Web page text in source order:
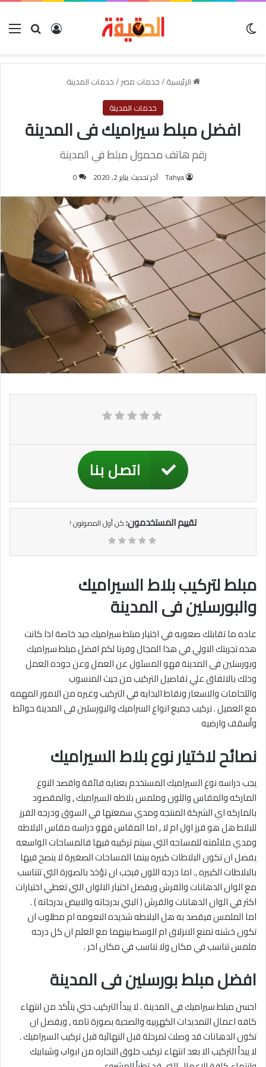
بحث عنتسجيل
الرئيسية/خدمات مصر/خدمات المدينة
خدمات المدينة
افضل مبلط سيراميك فى المدينة
رقم هاتف محمول مبلط في المدينة
Tahya آخر تحديث: يناير 2, 2020 0
اتصل بنا
تقييم المستخدمون:كن أول المصوتون !
مبلط لتركيب بلاط السيراميك
والبورسلين فى المدينة
عاده ما تقابلك صعوبه في اختيار مبلط سيراميك جيد خاصة اذا كانت
هذه تجربتك الاولي في هذا المجال وفرنا لكم افضل مبلط سيراميك
وبورسلين فى المدينة فهو المسئول عن العمل وعن جوده العمل
وذلك بالاتفاق علي تفاصيل التركيب من حيث المنسوب
واللحامات والاسعار ونقاط البدايه في التركيب وغيره من الامور المهمه
مع العميل . تركيب جميع انواع السراميك والبورسلين فى المدينة حوائط
وأسقف وارضيه‎
نصائح لاختيار نوع بلاط السيراميك
يجب دراسه نوع السيراميك المستخدم بعنايه فائقة واقصد النوع
الماركه والمقاس واللون وملمس بلاطه السيراميك , والمقصود
بالماركه اي الشركة المنتجه ومدي سمعتها في السوق ودرجه الفرز
للبلاط هل هو فرز اول ام لا , اما المقاس فهو دراسه مقاس البلاطه
ومدي ملائمته للمساحه التي سيتم تركيبه فيها فالمساحات الواسعه
يفضل ان تكون البلاطات كبيره بينما المساحات الصغيرة لا ينصح فيها
بالبلاطات الكبيره ,. اما درجه اللون فيجب ان تؤخذ بالصورة التي تتناسب
مع الوان الدهانات والفرش ويفضل اختيار الالوان التي تعطي اختيارات
اكثر في الوان الدهانات والفرش ( البني بدرجاته والابيض بدرجاته ) .
اما الملمس فيقصد به هل البلاطه شديده النعومه ام مطلوب ان
تكون خشنه تمنع الانزلاق ام الوسط بينهما مع العلم ان كل درجه
ملمس تناسب في مكان ولا تناسب في مكان اخر .
افضل مبلط بورسلين فى المدينة
احسن مبلط سيراميك فى المدينة . لا يبدأ التركيب حتي يتأكد من انتهاء
كافه اعمال التمديدات الكهربيه والصحية بصورة تامه , ويفضل ان
تكون الدهانات قد وصلت لمرحلة قبل النهائية قبل تركيب السيراميك .
لا يبدأ التركيب الا بعد انتهاء تركيب حلوق النجاره من ابواب وشبابيك